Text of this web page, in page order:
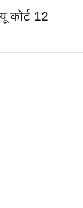
कोर्ट 12